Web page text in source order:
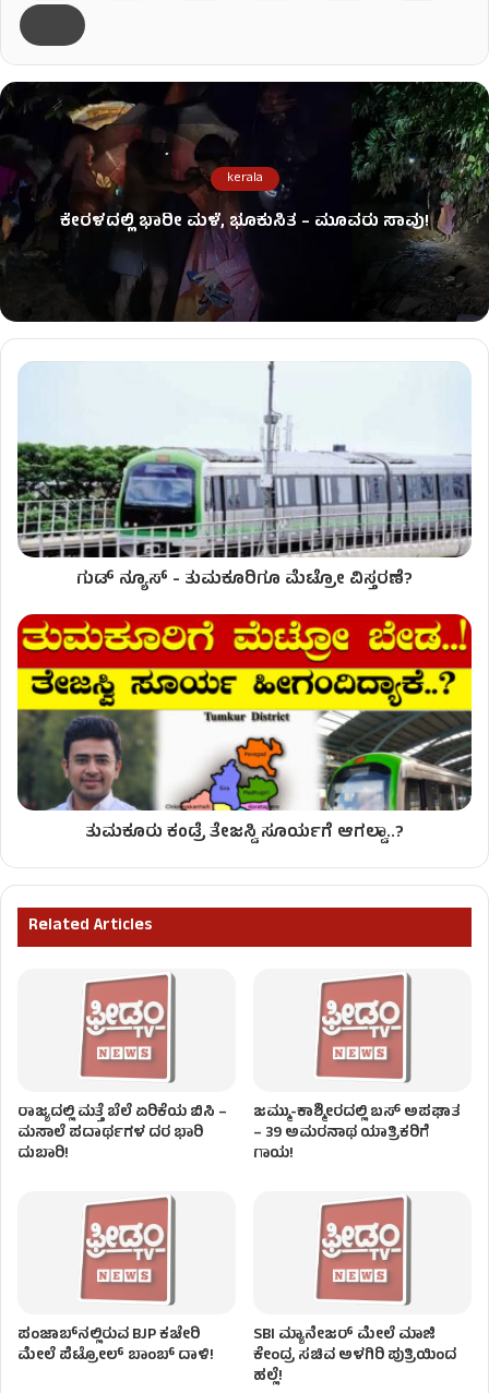
kerala
ಕೇರಳದಲ್ಲಿ ಭಾರೀ ಮಳೆ, ಭೂಕುಸಿತ – ಮೂವರು ಸಾವು!
ಗುಡ್ ನ್ಯೂಸ್ - ತುಮಕೂರಿಗೂ ಮೆಟ್ರೋ ವಿಸ್ತರಣೆ?
ತುಮಕೂರು ಕಂಡ್ರೆ ತೇಜಸ್ವಿ ಸೂರ್ಯಗೆ ಆಗಲ್ವಾ..?
Related Articles
ರಾಜ್ಯದಲ್ಲಿ ಮತ್ತೆ ಬೆಲೆ ಏರಿಕೆಯ ಬಿಸಿ –
ಮಸಾಲೆ ಪದಾರ್ಥಗಳ ದರ ಭಾರಿ
ದುಬಾರಿ!
ಜಮ್ಮು-ಕಾಶ್ಮೀರದಲ್ಲಿ ಬಸ್ ಅಪಘಾತ
– 39 ಅಮರನಾಥ ಯಾತ್ರಿಕರಿಗೆ
ಗಾಯ!
ಪಂಜಾಬ್‌ನಲ್ಲಿರುವ BJP ಕಚೇರಿ
ಮೇಲೆ ಪೆಟ್ರೋಲ್ ಬಾಂಬ್ ದಾಳಿ!
SBI ಮ್ಯಾನೇಜರ್‌ ಮೇಲೆ ಮಾಜಿ
ಕೇಂದ್ರ ಸಚಿವ ಅಳಗಿರಿ ಪುತ್ರಿಯಿಂದ
ಹಲ್ಲೆ!